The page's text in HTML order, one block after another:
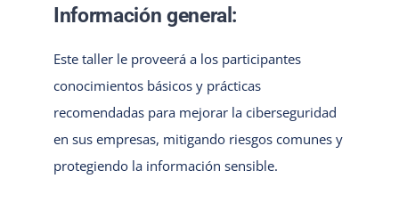
Información general:
Este taller le proveerá a los participantes
conocimientos básicos y prácticas
recomendadas para mejorar la ciberseguridad
en sus empresas, mitigando riesgos comunes y
protegiendo la información sensible.